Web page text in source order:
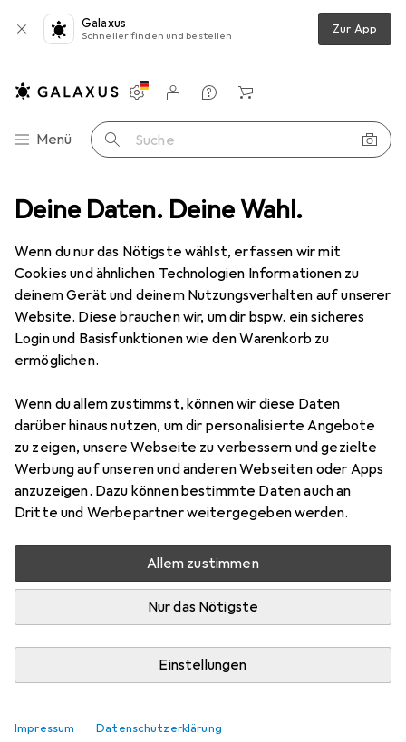
Deine Daten. Deine Wahl.
Wenn du nur das Nötigste wählst, erfassen wir mit
Cookies und ähnlichen Technologien Informationen zu
deinem Gerät und deinem Nutzungsverhalten auf unserer
Website. Diese brauchen wir, um dir bspw. ein sicheres
Login und Basisfunktionen wie den Warenkorb zu
ermöglichen.
Wenn du allem zustimmst, können wir diese Daten
darüber hinaus nutzen, um dir personalisierte Angebote
zu zeigen, unsere Webseite zu verbessern und gezielte
Werbung auf unseren und anderen Webseiten oder Apps
anzuzeigen. Dazu können bestimmte Daten auch an
Dritte und Werbepartner weitergegeben werden.
Allem zustimmen
Nur das Nötigste
Einstellungen
Impressum Datenschutzerklärung
Galaxus
Schneller finden und bestellen Zur App
Navigation nach Kategorien
Menü Suche
Einstellungen
Kundenkonto
Vergleichslisten
Merklisten
Warenkorb